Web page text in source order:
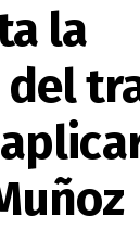
la
del